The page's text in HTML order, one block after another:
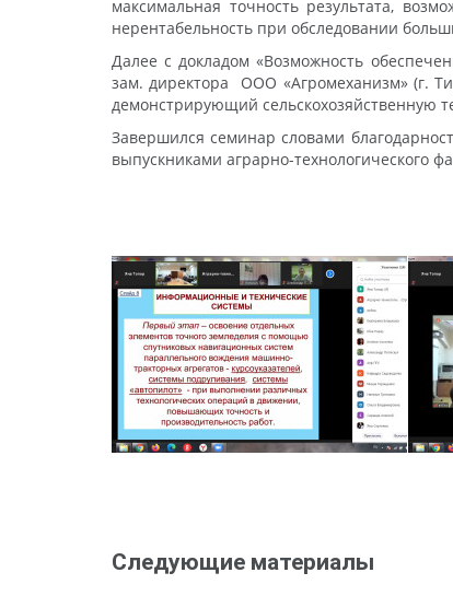
максимальная точность результата,
нерентабельность при обследовании
Далее с докладом «Возможность
зам. директора ООО «Агромеханизм» (г.
демонстрирующий сельскохозяйственную
Завершился семинар словами
выпускниками аграрно-технологического
Следующие материалы